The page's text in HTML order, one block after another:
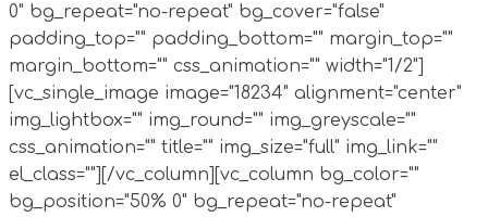
0" bg_repeat="no-repeat" bg_cover="false"
padding_top="" padding_bottom="" margin_top=""
margin_bottom="" css_animation="" width="1/2"]
[vc_single_image image="18234" alignment="center"
img_lightbox="" img_round="" img_greyscale=""
css_animation="" title="" img_size="full" img_link=""
el_class=""][/vc_column][vc_column bg_color=""
bg_position="50% 0" bg_repeat="no-repeat"